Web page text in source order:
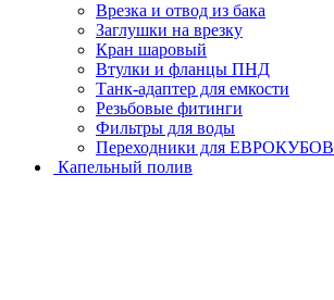
Врезка и отвод из бака
Заглушки на врезку
Кран шаровый
Втулки и фланцы ПНД
Танк-адаптер для емкости
Резьбовые фитинги
Фильтры для воды
Переходники для ЕВРОКУБОВ
Капельный полив